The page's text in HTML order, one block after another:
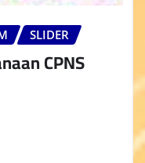
SLIDER
CPNS